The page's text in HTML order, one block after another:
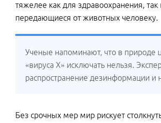
тяжелее как для здравоохранения,
передающиеся от животных человеку.
Ученые напоминают, что в природе
«вируса X» исключать нельзя.
распространение дезинформации и
Без срочных мер мир рискует